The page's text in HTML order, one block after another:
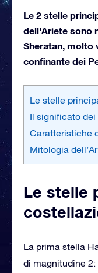
Le 2 stelle
dell'Ariete sono
Sheratan, molto
confinante dei
Le stelle
Il significato
Caratteristiche
Mitologia
Le stelle
La prima stella
di magnitudine